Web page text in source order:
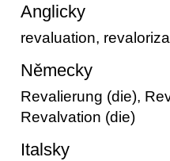
Anglicky
revaluation,
Německy
Revalierung (die),
Revalvation (die)
Italsky